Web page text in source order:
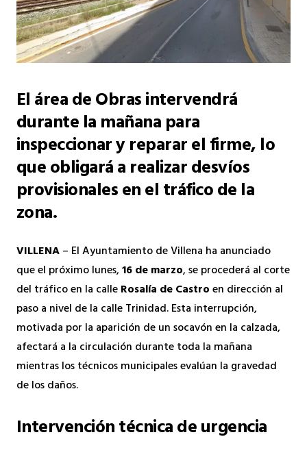
El área de Obras intervendrá
durante la mañana para
inspeccionar y reparar el firme, lo
que obligará a realizar desvíos
provisionales en el tráfico de la
zona.
VILLENA– El Ayuntamiento de Villena ha anunciado
que el próximo lunes,16 de marzo, se procederá al corte
del tráfico en la calleRosalía de Castroen dirección al
paso a nivel de la calle Trinidad. Esta interrupción,
motivada por la aparición de un socavón en la calzada,
afectará a la circulación durante toda la mañana
mientras los técnicos municipales evalúan la gravedad
de los daños.
Intervención técnica de urgencia